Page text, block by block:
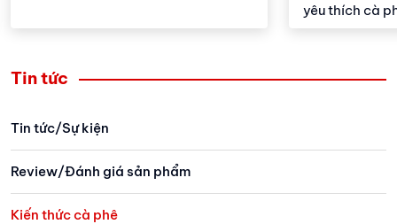
các chuyên gia trong lĩnh vực này
được giá trị của từng loại cà phê.
viết dưới đây nhé!
yêu thích cà
Từ những
Tin tức
Tin tức/Sự kiện
Review/Đánh giá sản phẩm
Kiến thức cà phê